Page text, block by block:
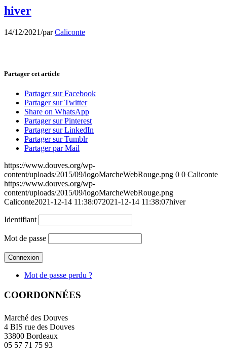
hiver
14/12/2021/parCaliconte
Partager cet article
Partager sur Facebook
Partager sur Twitter
Share on WhatsApp
Partager sur Pinterest
Partager sur LinkedIn
Partager sur Tumblr
Partager par Mail
https://www.douves.org/wp-
content/uploads/2015/09/logoMarcheWebRouge.png 0 0 Caliconte
https://www.douves.org/wp-
content/uploads/2015/09/logoMarcheWebRouge.png
Caliconte2021-12-14 11:38:072021-12-14 11:38:07hiver
Identifiant
Mot de passe
Mot de passe perdu ?
COORDONNÉES
Marché des Douves
4 BIS rue des Douves
33800 Bordeaux
05 57 71 75 93